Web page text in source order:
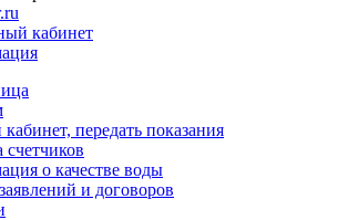
кабинет
передать показания
счетчиков
о качестве воды
и договоров